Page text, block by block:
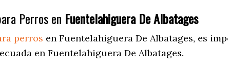
Perros en Fuentelahiguera De Albatages
perros en Fuentelahiguera De Albatages, es
en Fuentelahiguera De Albatages.